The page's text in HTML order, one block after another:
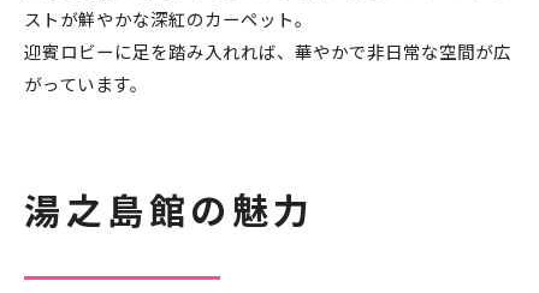
ストが鮮やかな深紅のカーペット。
迎賓ロビーに足を踏み入れれば、華やかで非日常な空間が広
がっています。
湯之島館の魅力